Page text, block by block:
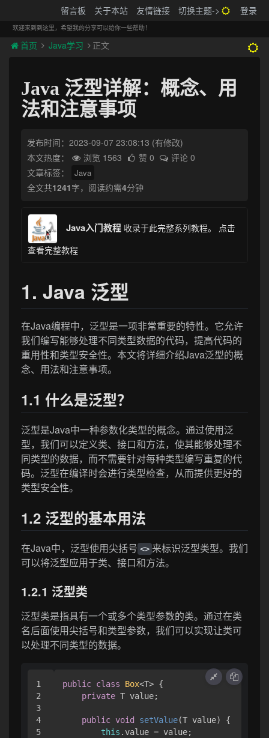
留言板 关于本站 友情链接 切换主题-> 登录
欢迎来到到这里，希望我的分享可以给你一些帮助！
首页 Java学习 正文
Java 泛型详解：概念、用
法和注意事项
发布时间：2023-09-07 23:08:13 (有修改)
本文热度：
浏览 1563 赞 0
评论 0
文章标签：
Java
全文共1241字，阅读约需4分钟
Java入门教程 收录于此完整系列教程。
点击
查看完整教程
1. Java 泛型
在Java编程中，泛型是一项非常重要的特性。它允许
我们编写能够处理不同类型数据的代码，提高代码的
重用性和类型安全性。本文将详细介绍Java泛型的概
念、用法和注意事项。
1.1 什么是泛型？
泛型是Java中一种参数化类型的概念。通过使用泛
型，我们可以定义类、接口和方法，使其能够处理不
同类型的数据，而不需要针对每种类型编写重复的代
码。泛型在编译时会进行类型检查，从而提供更好的
类型安全性。
1.2 泛型的基本用法
在Java中，泛型使用尖括号 <> 来标识泛型类型。我们
可以将泛型应用于类、接口和方法。
1.2.1 泛型类
泛型类是指具有一个或多个类型参数的类。通过在类
名后面使用尖括号和类型参数，我们可以实现让类可
以处理不同类型的数据。
1
2
3
4
5
public class Box<T> {
private T value;
public void setValue(T value)
{
this .value = value;